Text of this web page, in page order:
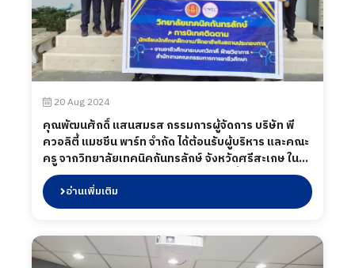
20 Aug 2024
คุณพัฒนศักดิ์ แสนสมรส กรรมการผู้จัดการ บริษัท พี
ควอลิตี้ แมชชีน พาร์ท จำกัด ได้ต้อนรับผู้บริหาร และคณะ
ครู จากวิทยาลัยเทคนิคกันทรลักษ์ จังหวัดศรีสะเกษ ใน
การเข้ามานิเทศนักศึกษา พร้อมเยี่ยมชมพื้นที่ไลน์การ
ผลิต ร่วมถึงพบปะนักศึกษาระหว่างปฏิบัติงาน เมื่อวันที่
20 สิงหาคม 2567
อ่านเพิ่มเติม